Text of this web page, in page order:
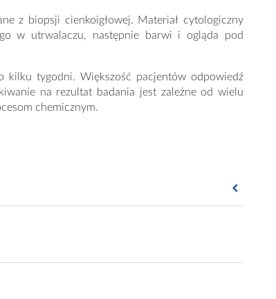
z biopsji cienkoigłowej. Materiał cytologiczny
w utrwalaczu, następnie barwi i ogląda pod
kilku tygodni. Większość pacjentów odpowiedź
na rezultat badania jest zależne od wielu
chemicznym.